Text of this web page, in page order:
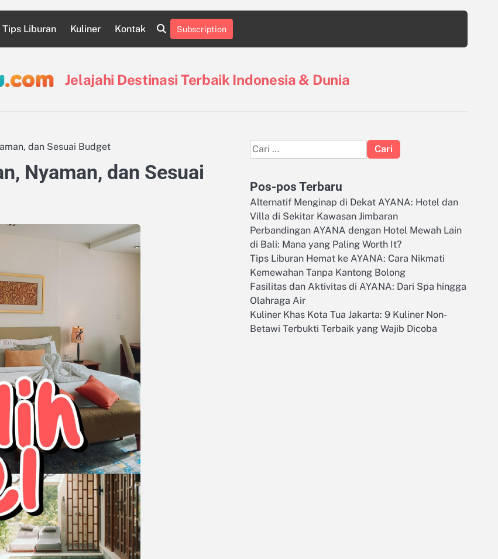
Tips Liburan Kuliner Kontak
Destinasi
Indonesia
Destinasi
Luar
Kontak
Kuliner
Pin
Posts
Tentang
Kami
Tips
Liburan
Subscription
Jelajahi Destinasi Terbaik Indonesia & Dunia
dan Sesuai Budget
Nyaman, dan Sesuai
Cari
untuk:
Pos-pos Terbaru
Alternatif Menginap di Dekat AYANA: Hotel dan
Villa di Sekitar Kawasan Jimbaran
Perbandingan AYANA dengan Hotel Mewah Lain
di Bali: Mana yang Paling Worth It?
Tips Liburan Hemat ke AYANA: Cara Nikmati
Kemewahan Tanpa Kantong Bolong
Fasilitas dan Aktivitas di AYANA: Dari Spa hingga
Olahraga Air
Kuliner Khas Kota Tua Jakarta: 9 Kuliner Non-
Betawi Terbukti Terbaik yang Wajib Dicoba